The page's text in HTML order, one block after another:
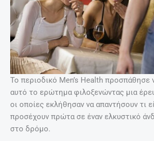
Το περιοδικό Men’s Health προσπάθησε
αυτό το ερώτημα φιλοξενώντας μια
οι οποίες εκλήθησαν να απαντήσουν τι
προσέχουν πρώτα σε έναν ελκυστικό
στο δρόμο.